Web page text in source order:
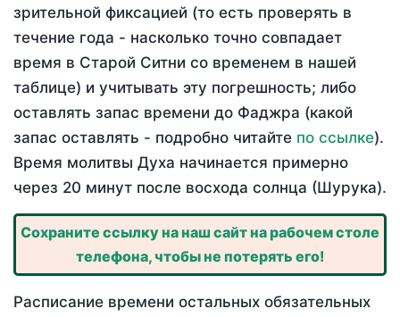
зрительной фиксацией (то есть проверять в
течение года - насколько точно совпадает
время в Старой Ситни со временем в нашей
таблице) и учитывать эту погрешность; либо
оставлять запас времени до Фаджра (какой
запас оставлять - подробно читайте по ссылке).
Время молитвы Духа начинается примерно
через 20 минут после восхода солнца (Шурука).
Сохраните ссылку на наш сайт на рабочем столе
телефона, чтобы не потерять его!
Расписание времени остальных обязательных